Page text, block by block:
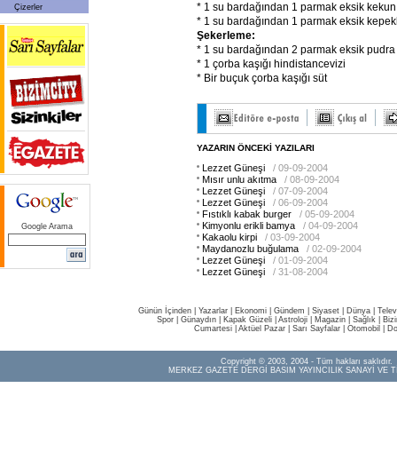
Çizerler
Google Arama
* 1 su bardağından 1 parmak eksik
* 1 su bardağından 1 parmak eksik
Şekerleme:
* 1 su bardağından 2 parmak eksik
* 1 çorba kaşığı hindistancevizi
* Bir buçuk çorba kaşığı süt
YAZARIN ÖNCEKİ YAZILARI
Lezzet Güneşi
/ 09-09-2004
Mısır unlu akıtma
/ 08-09-2004
Lezzet Güneşi
/ 07-09-2004
Lezzet Güneşi
/ 06-09-2004
Fıstıklı kabak burger
/ 05-09-2004
Kimyonlu erikli bamya
/ 04-09-2004
Kakaolu kirpi
/ 03-09-2004
Maydanozlu buğulama
/ 02-09-2004
Lezzet Güneşi
/ 01-09-2004
Lezzet Güneşi
/ 31-08-2004
Günün İçinden Yazarlar Ekonomi Gündem Siyaset Dünya |
Spor
Günaydın Kapak Güzeli Astroloji Magazin Sağlık
Cumartesi| Aktüel Pazar| Sarı Sayfalar| Otomobil
Copyright © 2003, 2004 - Tüm hakları saklıdır.
MERKEZ GAZETE DERGİ BASIM YAYINCILIK SANAYİ VE